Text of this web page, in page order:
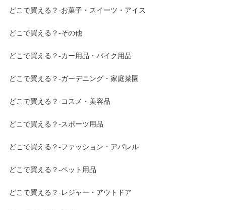
どこで買える？-お菓子・スイーツ・アイス
どこで買える？-その他
どこで買える？-カー用品・バイク用品
どこで買える？-ガーデニング・家庭菜園
どこで買える？-コスメ・美容品
どこで買える？-スポーツ用品
どこで買える？-ファッション・アパレル
どこで買える？-ペット用品
どこで買える？-レジャー・アウトドア